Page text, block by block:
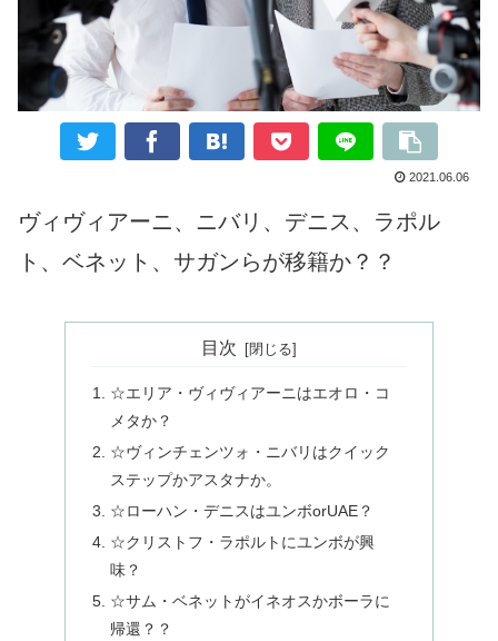
2021.06.06
ヴィヴィアーニ、ニバリ、デニス、ラポル
ト、ベネット、サガンらが移籍か？？
目次
☆エリア・ヴィヴィアーニはエオロ・コ
メタか？
☆ヴィンチェンツォ・ニバリはクイック
ステップかアスタナか。
☆ローハン・デニスはユンボorUAE？
☆クリストフ・ラポルトにユンボが興
味？
☆サム・ベネットがイネオスかボーラに
帰還？？